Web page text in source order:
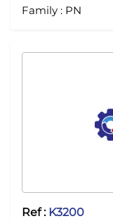
Family : PN
Ref : K3200